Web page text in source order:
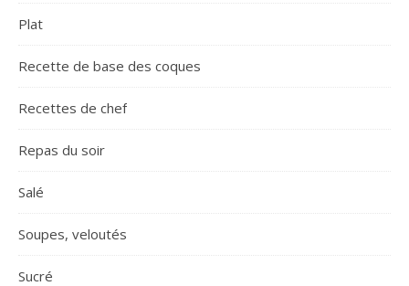
Plat
Recette de base des coques
Recettes de chef
Repas du soir
Salé
Soupes, veloutés
Sucré